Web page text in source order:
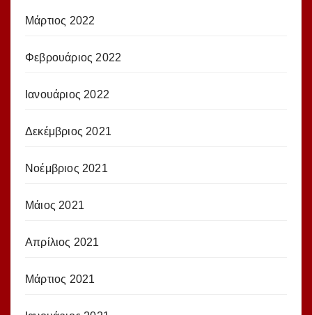
Μάρτιος 2022
Φεβρουάριος 2022
Ιανουάριος 2022
Δεκέμβριος 2021
Νοέμβριος 2021
Μάιος 2021
Απρίλιος 2021
Μάρτιος 2021